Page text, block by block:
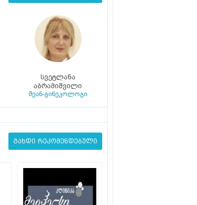
სვეტლანა
აბრამიშვილი
მეან-გინეკოლოგი
გახდი რეკომენდებული